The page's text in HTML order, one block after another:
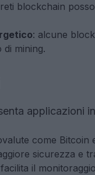
blockchain
: alcune
di mining.
applicazioni
come Bitcoin
sicurezza e
il